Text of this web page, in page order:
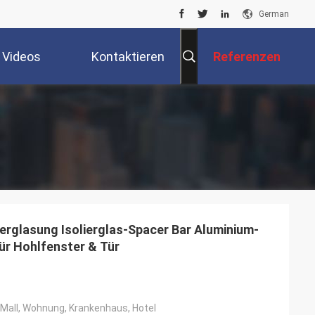
German
Videos Kontaktieren Referenzen
Isolierglas-Spacer Bar Aluminium-
Hohlfenster & Tür
Wohnung, Krankenhaus, Hotel